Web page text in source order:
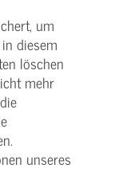
um
diesem
löschen
mehr
unseres